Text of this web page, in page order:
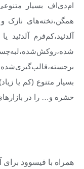
ام‌دی‌اف بسیار
همگن،تخته‌های نازک
آلدئید،کم‌فرم آلدئید
بسیار متنوع (کم یا
حشره و… را در
همراه با فیسوود